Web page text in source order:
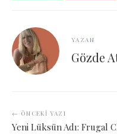
YAZAN
Gözde
← ÖNCEKI YAZI
Yeni Lüksün Adı: Frugal